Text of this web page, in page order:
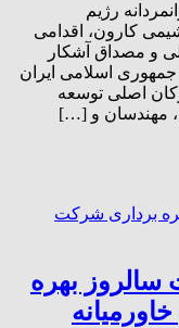
رژیم
کارون، اقدامی
و مصداق آشکار
اسلامی ایران
اصلی توسعه
مهندسان و […]
سالروز بهره